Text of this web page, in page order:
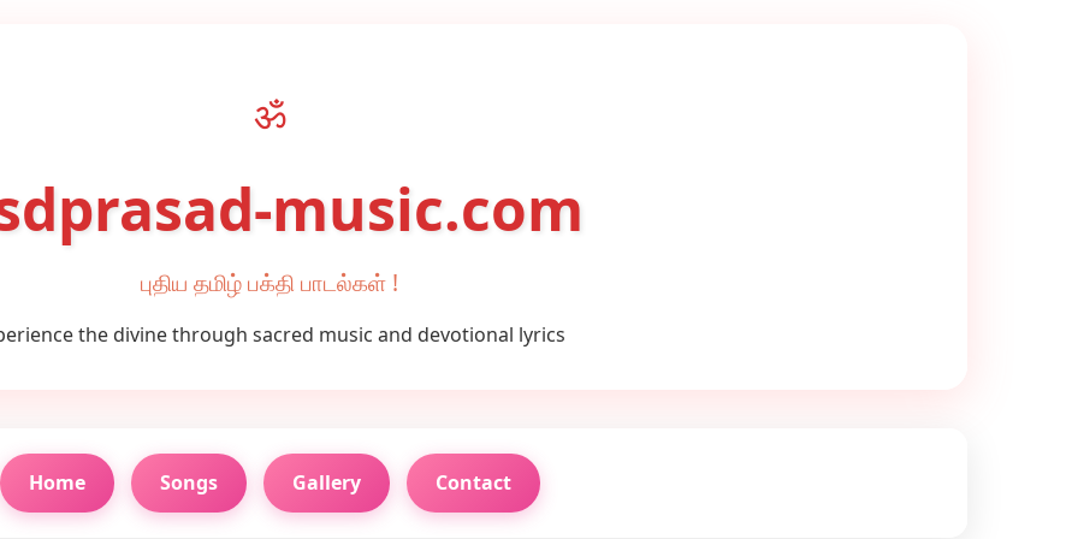
ॐ
music.com
புதிய தமிழ் பக்தி பாடல்கள் !
the divine through sacred music and devotional lyrics
Home Songs Gallery Contact